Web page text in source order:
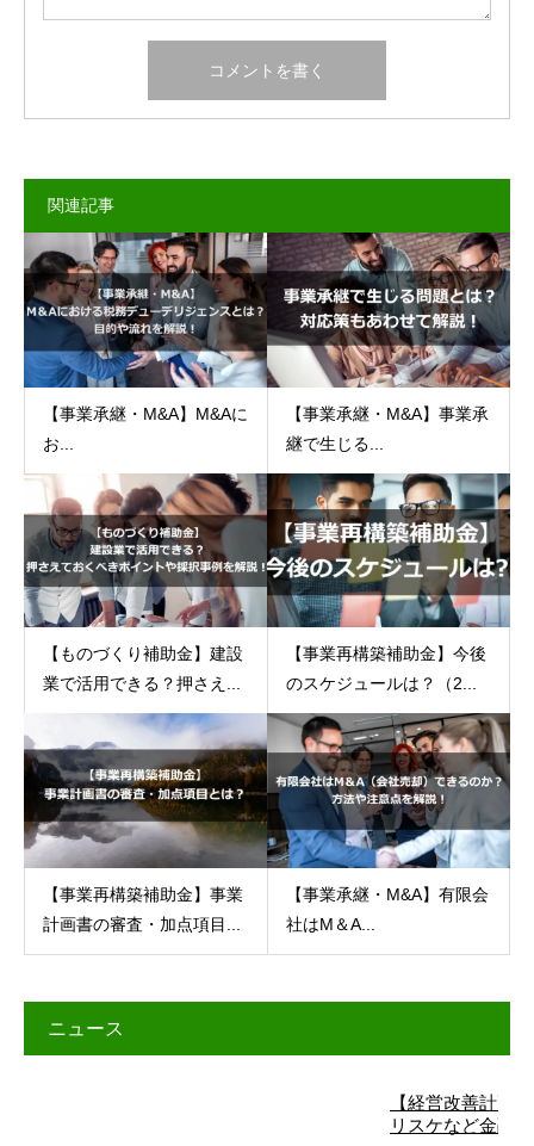
関連記事
【事業承継・M&A】M&Aに
お...
【事業承継・M&A】事業承
継で生じる...
【ものづくり補助金】建設
業で活用できる？押さえ...
【事業再構築補助金】今後
のスケジュールは？（2...
【事業再構築補助金】事業
計画書の審査・加点項目...
【事業承継・M&A】有限会
社はM＆A...
ニュース
【経営改善計画】詳細
リスケなど金融機関交